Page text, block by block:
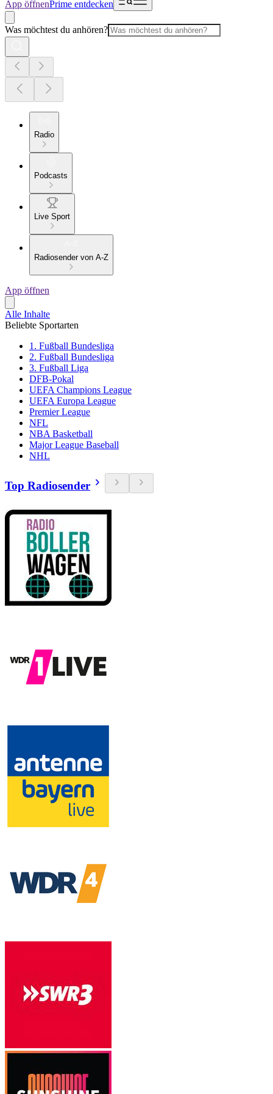
App öffnenPrime entdecken
Was möchtest du anhören?
Radio
Podcasts
Live Sport
Radiosender von A-Z
App öffnen
Alle Inhalte
Beliebte Sportarten
1. Fußball Bundesliga
2. Fußball Bundesliga
3. Fußball Liga
DFB-Pokal
UEFA Champions League
UEFA Europa League
Premier League
NFL
NBA Basketball
Major League Baseball
NHL
Top Radiosender